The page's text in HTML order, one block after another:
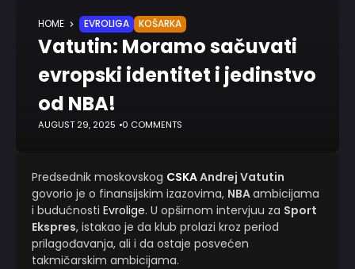
HOME EVROLIGA KOŠARKA
Vatutin: Moramo sačuvati
evropski identitet i jedinstvo
od NBA!
AUGUST 29, 2025 0 COMMENTS
Predsednik moskovskog CSKAAndrej Vatutin
govorio je o finansijskim izazovima, NBAambicijama
i budućnosti Evrolige. U opširnom intervjuu za Sport
Ekspres, istakao je da klub prolazi kroz period
prilagođavanja, ali i da ostaje posvećen
takmičarskim ambicijama.